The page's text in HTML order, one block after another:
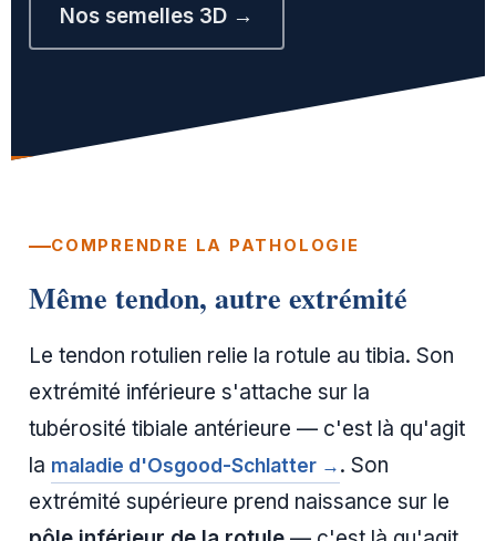
Nos semelles 3D →
COMPRENDRE LA PATHOLOGIE
Même tendon, autre extrémité
Le tendon rotulien relie la rotule au tibia. Son
extrémité inférieure s'attache sur la
tubérosité tibiale antérieure — c'est là qu'agit
la maladie d'Osgood-Schlatter →. Son
extrémité supérieure prend naissance sur le